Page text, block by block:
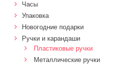
Часы
Упаковка
Новогодние подарки
Ручки и карандаши
Пластиковые ручки
Металлические ручки